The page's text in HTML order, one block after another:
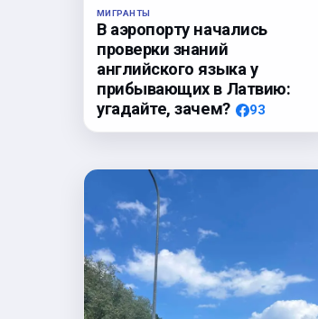
МИГРАНТЫ
В аэропорту начались
проверки знаний
английского языка у
прибывающих в Латвию:
угадайте, зачем?
93